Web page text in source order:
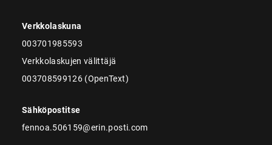
Verkkolaskuna
003701985593
Verkkolaskujen välittäjä
003708599126 (OpenText)
Sähköpostitse
fennoa.506159@erin.posti.com